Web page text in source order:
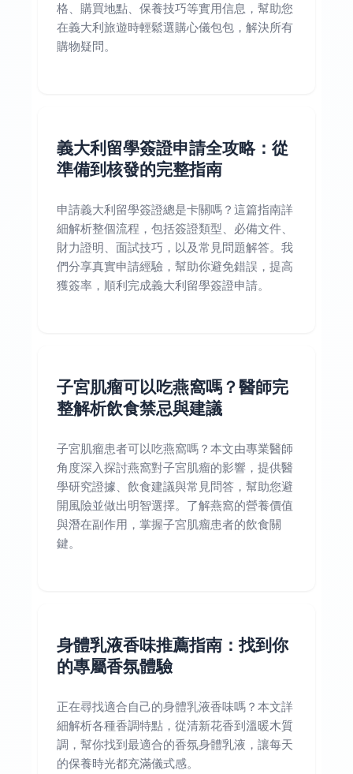
格、購買地點、保養技巧等實用信息，幫助您
在義大利旅遊時輕鬆選購心儀包包，解決所有
購物疑問。
義大利留學簽證申請全攻略：從
準備到核發的完整指南
申請義大利留學簽證總是卡關嗎？這篇指南詳
細解析整個流程，包括簽證類型、必備文件、
財力證明、面試技巧，以及常見問題解答。我
們分享真實申請經驗，幫助你避免錯誤，提高
獲簽率，順利完成義大利留學簽證申請。
子宮肌瘤可以吃燕窩嗎？醫師完
整解析飲食禁忌與建議
子宮肌瘤患者可以吃燕窩嗎？本文由專業醫師
角度深入探討燕窩對子宮肌瘤的影響，提供醫
學研究證據、飲食建議與常見問答，幫助您避
開風險並做出明智選擇。了解燕窩的營養價值
與潛在副作用，掌握子宮肌瘤患者的飲食關
鍵。
身體乳液香味推薦指南：找到你
的專屬香氛體驗
正在尋找適合自己的身體乳液香味嗎？本文詳
細解析各種香調特點，從清新花香到溫暖木質
調，幫你找到最適合的香氛身體乳液，讓每天
的保養時光都充滿儀式感。